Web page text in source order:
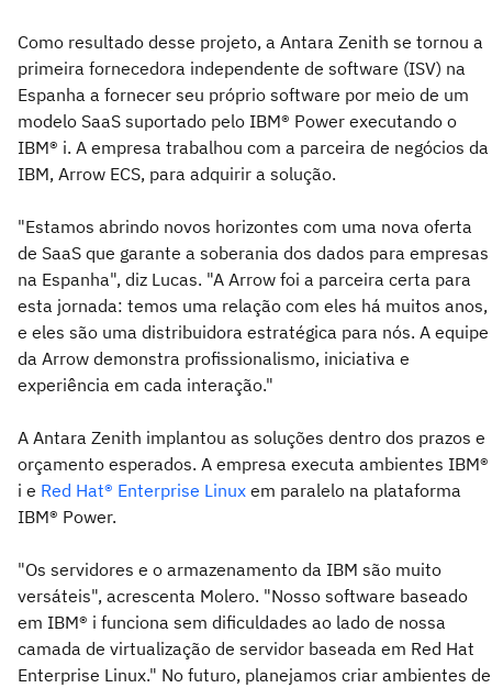
Como resultado desse projeto, a Antara Zenith se tornou a
primeira fornecedora independente de software (ISV) na
Espanha a fornecer seu próprio software por meio de um
modelo SaaS suportado pelo IBM® Power executando o
IBM® i. A empresa trabalhou com a parceira de negócios da
IBM, Arrow ECS, para adquirir a solução.
"Estamos abrindo novos horizontes com uma nova oferta
de SaaS que garante a soberania dos dados para empresas
na Espanha", diz Lucas. "A Arrow foi a parceira certa para
esta jornada: temos uma relação com eles há muitos anos,
e eles são uma distribuidora estratégica para nós. A equipe
da Arrow demonstra profissionalismo, iniciativa e
experiência em cada interação."
A Antara Zenith implantou as soluções dentro dos prazos e
orçamento esperados. A empresa executa ambientes IBM®
i e Red Hat® Enterprise Linux em paralelo na plataforma
IBM® Power.
"Os servidores e o armazenamento da IBM são muito
versáteis", acrescenta Molero. "Nosso software baseado
em IBM® i funciona sem dificuldades ao lado de nossa
camada de virtualização de servidor baseada em Red Hat
Enterprise Linux." No futuro, planejamos criar ambientes de